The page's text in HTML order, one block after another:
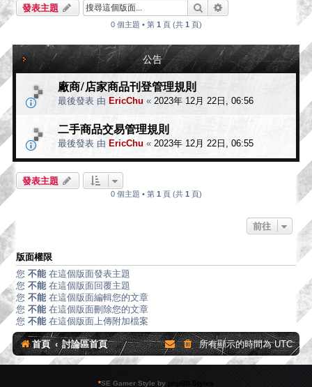
發表主題 搜尋
0 個主題 • 第 1 頁 (共 1 頁)
公告
廠商/店家商品刊登管理規則
最後發表 由 EricChu « 2023年 12月 22日, 06:56
二手商品交易管理規則
最後發表 由 EricChu « 2023年 12月 22日, 06:55
發表主題
0 個主題 • 第 1 頁 (共 1 頁)
前往
版面權限
您 不能 在這個版面發表主題
您 不能 在這個版面回覆主題
您 不能 在這個版面編輯您的文章
您 不能 在這個版面刪除您的文章
您 不能 在這個版面上傳附加檔案
首頁 討論區首頁 所有顯示的時間為UTC
*SE Gamer Style by